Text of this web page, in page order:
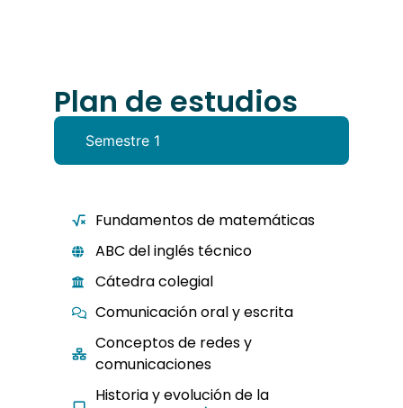
Plan de estudios
Semestre 1
Fundamentos de matemáticas
ABC del inglés técnico
Cátedra colegial
Comunicación oral y escrita
Conceptos de redes y
comunicaciones
Historia y evolución de la